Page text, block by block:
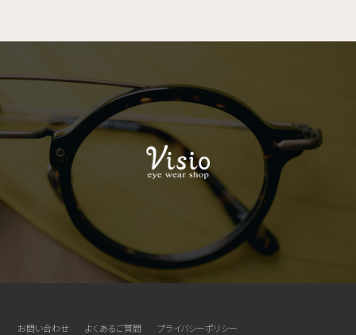
お問い合わせ よくあるご質問
プライバシーポリシー